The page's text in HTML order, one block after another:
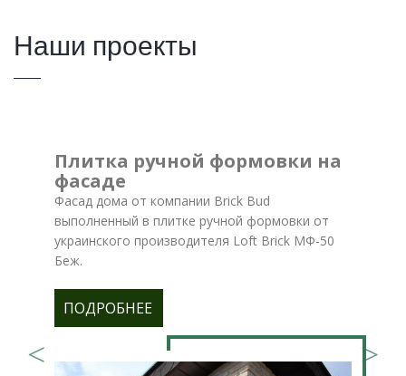
Наши проекты
Плитка ручной формовки на
фасаде
Фасад дома от компании Brick Bud
выполненный в плитке ручной формовки от
украинского производителя Loft Brick МФ-50
Беж.
ПОДРОБНЕЕ